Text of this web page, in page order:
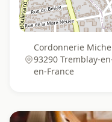
Cordonnerie
93290 Tremblay-
en-France